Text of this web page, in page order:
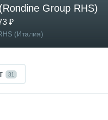
Group RHS)
₽
(Италия)
31